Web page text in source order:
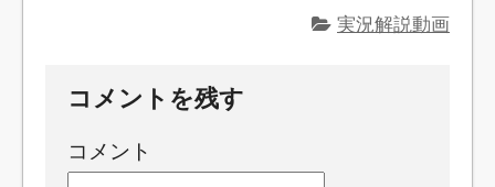
実況解説動画
コメントを残す
コメント